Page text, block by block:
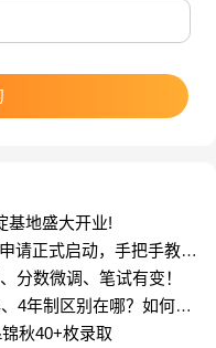
for
部分本科专业在2027
申请者的批判性思
理能力。
Skills
更灵活、时间更紧
很多A-Level拿了A*
基地盛大开业!
请正式启动，手把手教你
分数微调、笔试有变！
4年制区别在哪？如何匹
秋40+枚录取